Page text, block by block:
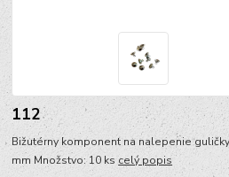
112
Bižutérny komponent na nalepenie
mm Množstvo: 10 ks celý popis